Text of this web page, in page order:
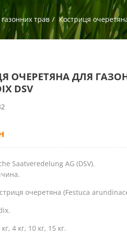
трав Костриця
ОЧЕРЕТЯНА ДЛЯ
DSV
Saatveredelung AG (DSV).
очеретяна (Festuca
кг, 4 кг, 10 кг, 15 кг.